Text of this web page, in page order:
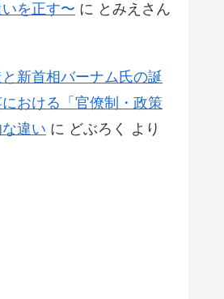
を正す〜 に とみえさん
新首相バーナム氏の誕
おける「官僚制・政策
違い に どぶろく より